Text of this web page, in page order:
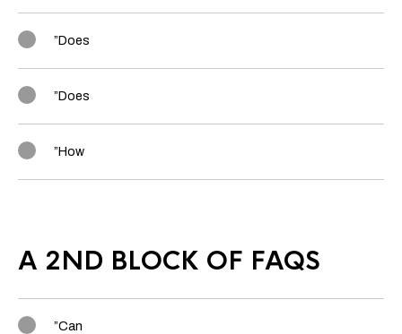
”Does
”Does
”How
A 2ND BLOCK OF FAQS
”Can